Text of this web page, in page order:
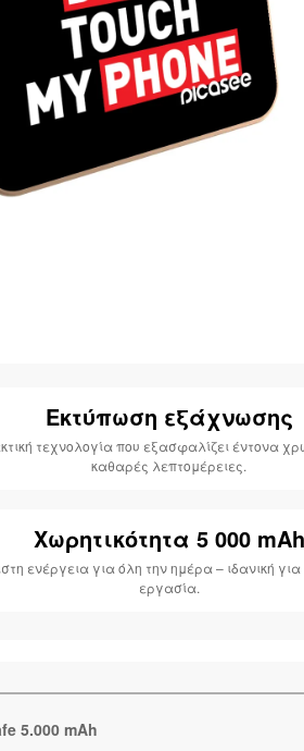
Εκτύπωση εξάχνωσης
τεχνολογία που εξασφαλίζει έντονα
καθαρές λεπτομέρειες.
Χωρητικότητα 5 000 mAh
ενέργεια για όλη την ημέρα – ιδανική για
εργασία.
5.000 mAh